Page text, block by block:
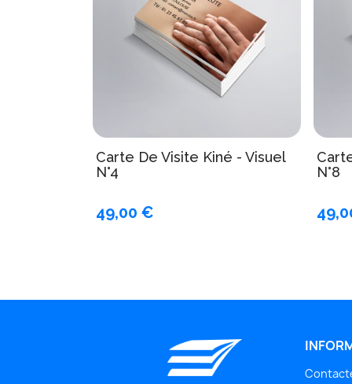
Carte De Visite Kiné - Visuel
N°4
49,00 €
N°8